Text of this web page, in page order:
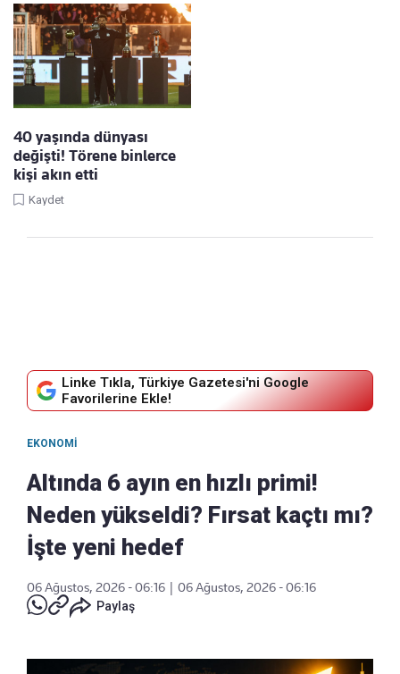
40 yaşında dünyası
değişti! Törene binlerce
kişi akın etti
Kaydet
Linke Tıkla, Türkiye Gazetesi'ni Google
Favorilerine Ekle!
EKONOMI
Altında 6 ayın en hızlı primi!
Neden yükseldi? Fırsat kaçtı mı?
İşte yeni hedef
06 Ağustos, 2026 - 06:16
06 Ağustos, 2026 - 06:16
Paylaş